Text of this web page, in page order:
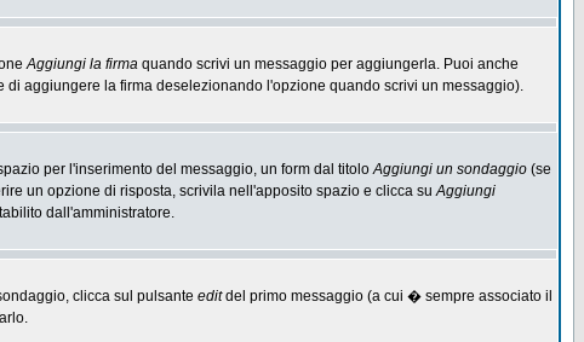
Aggiungi la firma quando scrivi un messaggio per aggiungerla. Puoi anche
di aggiungere la firma deselezionando l'opzione quando scrivi un messaggio).
per l'inserimento del messaggio, un form dal titoloAggiungi un sondaggio (se
un opzione di risposta, scrivila nell'apposito spazio e clicca suAggiungi
dall'amministratore.
clicca sul pulsante editdel primo messaggio (a cui � sempre associato il